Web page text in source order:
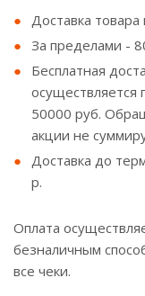
Доставка
За пределами -
Бесплатная
осуществляется
50000 руб.
акции не
Доставка до
р.
Оплата
безналичным
все чеки.